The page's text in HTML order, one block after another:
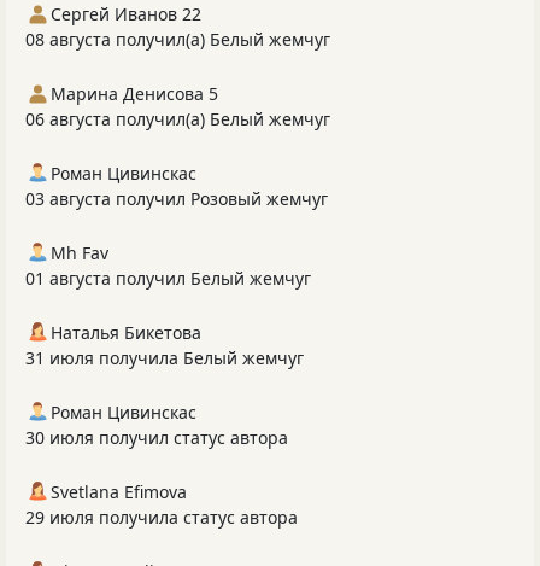
Сергей Иванов 22
08 августа получил(а) Белый жемчуг
Марина Денисова 5
06 августа получил(а) Белый жемчуг
Роман Цивинскас
03 августа получил Розовый жемчуг
Mh Fav
01 августа получил Белый жемчуг
Наталья Бикетова
31 июля получила Белый жемчуг
Роман Цивинскас
30 июля получил статус автора
Svetlana Efimova
29 июля получила статус автора